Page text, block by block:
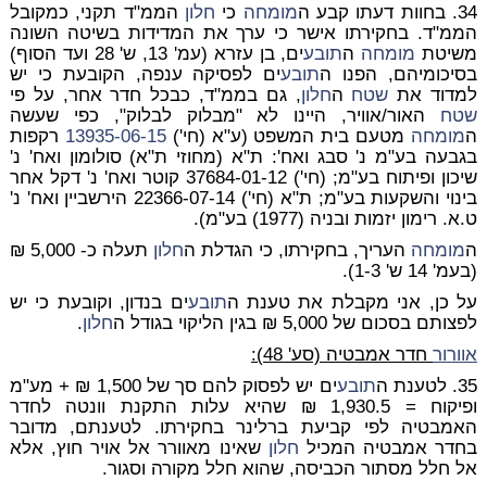
34. בחוות דעתו קבע ה
מומחה כי חלון הממ"ד תקני, כמקובל
הממ"ד. בחקירתו אישר כי ערך את המדידות בשיטה השונה
משיטת מומחה התובע
ים, בן עזרא (עמ' 13, ש' 28 ועד הסוף)
בסיכומיהם, הפנו התובעים לפסיקה ענפה, הקובעת כי יש
למדוד את שטח החלון, גם בממ"ד, כבכל חדר אחר, על פי
שטח האור/אוויר, היינו לא "מבלוק לבלוק", כפי שעשה
המומחה מטעם בית המשפט (ע"א (חי')13935-06-15 רקפות
בגבעה בע"מ נ' סבג ואח': ת"א (מחוזי ת"א) סולומון ואח' נ'
שיכון ופיתוח בע"מ; (חי') 37684-01-12 קוטר ואח' נ' דקל אחר
בינוי והשקעות בע"מ; ת"א (חי') 22366-07-14 הירשביין ואח' נ'
ט.א. רימון יזמות ובניה (1977) בע"מ).
המומחה העריך, בחקירתו, כי הגדלת החלון
תעלה כ- 5,000 ₪
(בעמ' 14 ש' 1-3).
על כן, אני מקבלת את טענת התובעים בנדון, וקובעת כי יש
לפצותם בסכום של 5,000 ₪ בגין הליקוי בגודל ה
חלון.
אוורורחדר אמבטיה (סע' 48):
35. לטענת ה
תובע
ים יש לפסוק להם סך של 1,500 ₪ + מע"מ
ופיקוח = 1,930.5 ₪ שהיא עלות התקנת וונטה לחדר
האמבטיה לפי קביעת ברלינר בחקירתו. לטענתם, מדובר
בחדר אמבטיה המכיל חלון שאינו מאוורר אל אויר חוץ, אלא
אל חלל מסתור הכביסה, שהוא חלל מקורה וסגור.